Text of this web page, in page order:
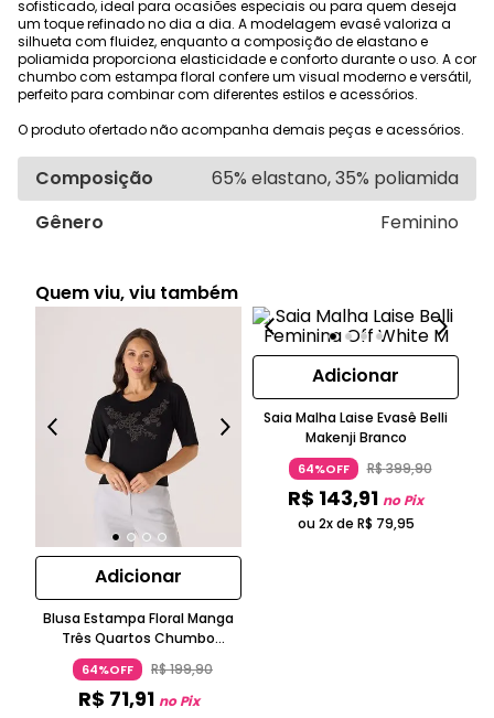
sofisticado, ideal para ocasiões especiais ou para quem deseja
um toque refinado no dia a dia. A modelagem evasê valoriza a
silhueta com fluidez, enquanto a composição de elastano e
poliamida proporciona elasticidade e conforto durante o uso. A cor
chumbo com estampa floral confere um visual moderno e versátil,
perfeito para combinar com diferentes estilos e acessórios.
O produto ofertado não acompanha demais peças e acessórios.
Composição
65% elastano, 35% poliamida
Gênero
Feminino
Quem viu, viu também
Adicionar
Blusa Estampa Floral Manga
Três Quartos Chumbo
Makenji
64%OFF R$199,90
R$ 71,91 no Pix
Adicionar
Saia Malha Laise Evasê Belli
Makenji Branco
64%OFF R$399,90
R$ 143,91 no Pix
ou 2x de R$ 79,95